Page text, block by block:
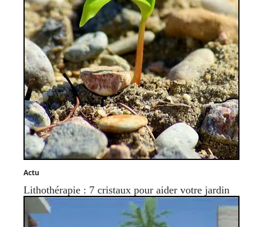
Actu
Lithothérapie : 7 cristaux pour aider votre jardin